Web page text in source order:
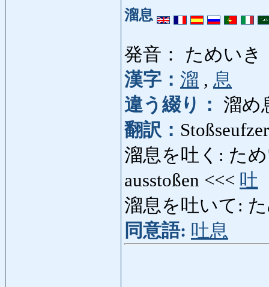
溜息
発音： ためいき
漢字： 溜 , 息
違う綴り： 溜め
翻訳： Stoßseufzer
溜息を吐く: ため
ausstoßen <<< 吐
溜息を吐いて:
同意語: 吐息